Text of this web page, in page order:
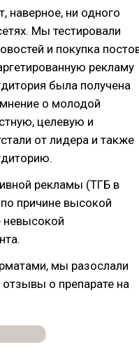
наверное, ни одного
Мы тестировали
и покупка
рекламу
была получена
о молодой
целевую и
от лидера и также
рекламы (ТГБ в
причине высокой
невысокой
мы разослали
о препарате на